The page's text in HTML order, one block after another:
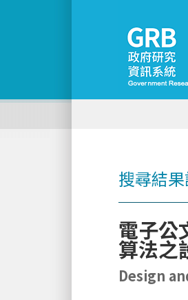
搜尋結
電子公
算法之
Design